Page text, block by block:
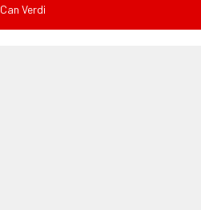
Verdi
patlaması sonucu hayatını